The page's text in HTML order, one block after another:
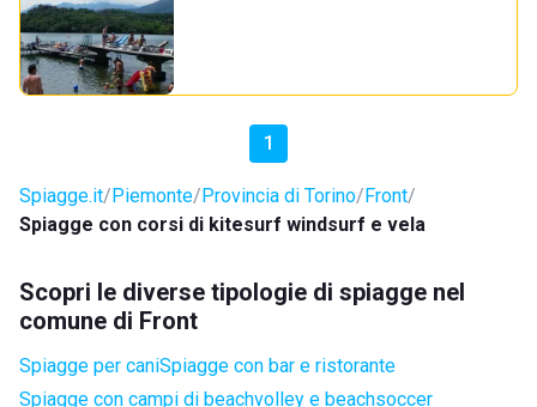
1
Spiagge.it Piemonte Provincia di Torino Front
Spiagge con corsi di kitesurf windsurf e vela
Scopri le diverse tipologie di spiagge nel
comune di Front
Spiagge per caniSpiagge con bar e ristorante
Spiagge con campi di beachvolley e beachsoccer